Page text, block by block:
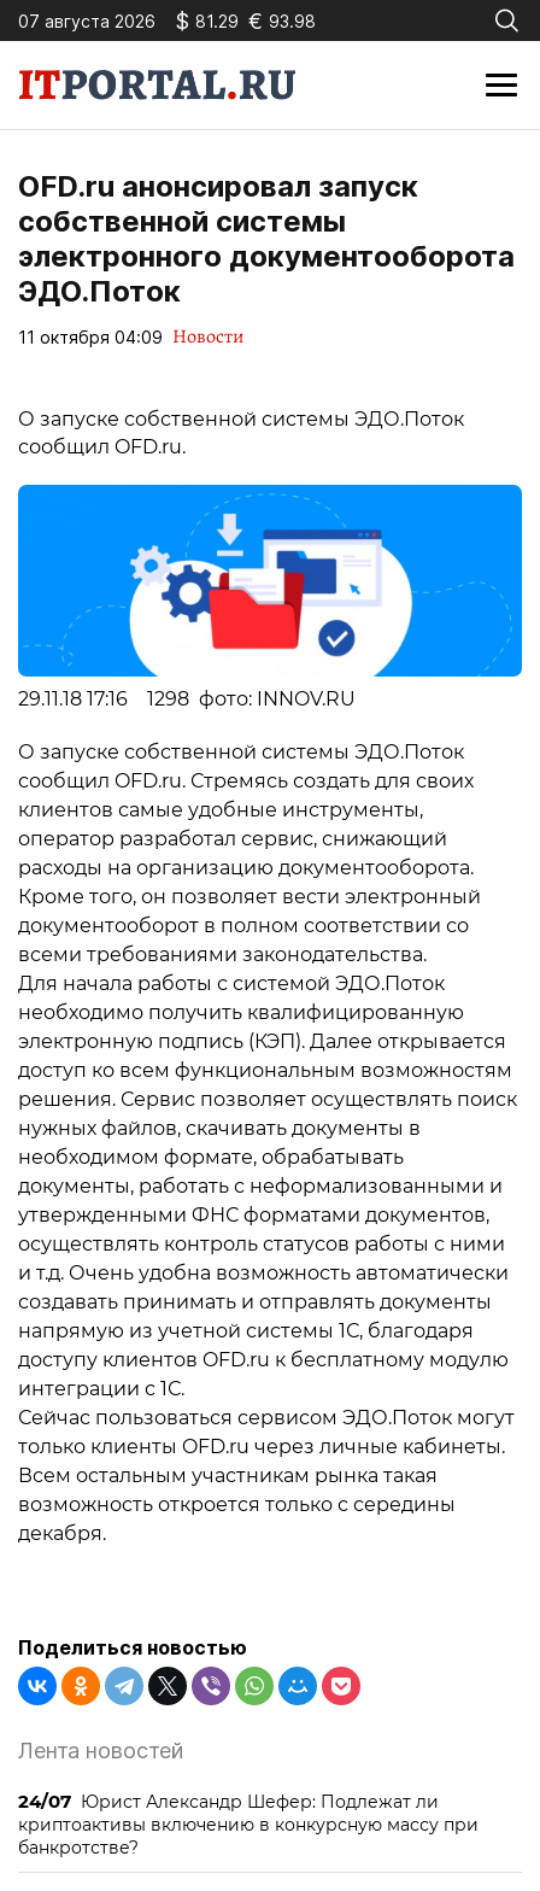
07 августа 2026 $ 81.29 € 93.98
OFD.ru анонсировал запуск
собственной системы
электронного документооборота
ЭДО.Поток
11 октября 04:09 Новости
О запуске собственной системы ЭДО.Поток
сообщил OFD.ru.
29.11.18 17:16 1298 фото: INNOV.RU
О запуске собственной системы ЭДО.Поток
сообщил OFD.ru. Стремясь создать для своих
клиентов самые удобные инструменты,
оператор разработал сервис, снижающий
расходы на организацию документооборота.
Кроме того, он позволяет вести электронный
документооборот в полном соответствии со
всеми требованиями законодательства.
Для начала работы с системой ЭДО.Поток
необходимо получить квалифицированную
электронную подпись (КЭП). Далее открывается
доступ ко всем функциональным возможностям
решения. Сервис позволяет осуществлять поиск
нужных файлов, скачивать документы в
необходимом формате, обрабатывать
документы, работать с неформализованными и
утвержденными ФНС форматами документов,
осуществлять контроль статусов работы с ними
и т.д. Очень удобна возможность автоматически
создавать принимать и отправлять документы
напрямую из учетной системы 1С, благодаря
доступу клиентов OFD.ru к бесплатному модулю
интеграции с 1С.
Сейчас пользоваться сервисом ЭДО.Поток могут
только клиенты OFD.ru через личные кабинеты.
Всем остальным участникам рынка такая
возможность откроется только с середины
декабря.
Поделиться новостью
Лента новостей
24/07 Юрист Александр Шефер: Подлежат ли
криптоактивы включению в конкурсную массу при
банкротстве?